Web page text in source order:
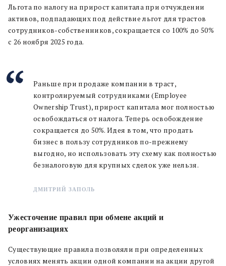
Льгота по налогу на прирост капитала при отчуждении
активов, подпадающих под действие льгот для трастов
сотрудников-собственников, сокращается со 100% до 50%
с 26 ноября 2025 года.
Раньше при продаже компании в траст,
контролируемый сотрудниками (Employee
Ownership Trust), прирост капитала мог полностью
освобождаться от налога. Теперь освобождение
сокращается до 50%. Идея в том, что продать
бизнес в пользу сотрудников по-прежнему
выгодно, но использовать эту схему как полностью
безналоговую для крупных сделок уже нельзя.
ДМИТРИЙ ЗАПОЛЬ
Ужесточение правил при обмене акций и
реорганизациях
Существующие правила позволяли при определенных
условиях менять акции одной компании на акции другой